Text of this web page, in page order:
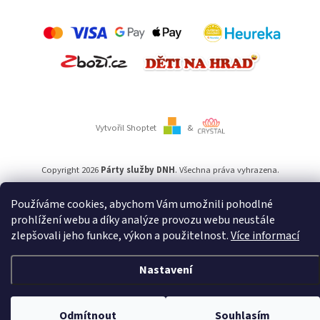
Používáme cookies, abychom Vám umožnili pohodlné
prohlížení webu a díky analýze provozu webu neustále
zlepšovali jeho funkce, výkon a použitelnost.Více informací
Nastavení
Odmítnout Souhlasím
Vytvořil Shoptet &
Copyright 2026 Párty služby DNH. Všechna práva vyhrazena.
Používámeověření věku Adulto